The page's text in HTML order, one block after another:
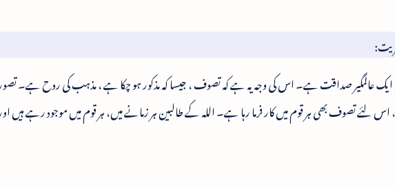
عالمگیر صداقت ہے۔ اس کی وجہ یہ ہے کہ تصوف ، جیسا کہ مذکور ہو چکا ہے ، مذہب کی روح ہے۔
لئے تصوف بھی ہر قوم میں کار فرما رہا ہے۔ اللہ کے طالبین ہر زمانے میں، ہر قوم میں موجود رہے ہیں